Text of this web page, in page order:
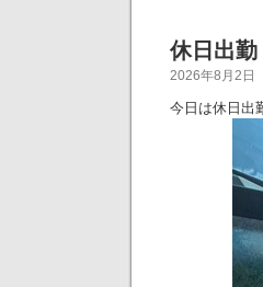
休日出勤
2026年8月2日
今日は休日出